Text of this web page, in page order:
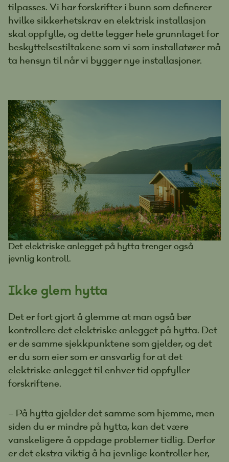
tilpasses. Vi har forskrifter i bunn som definerer
hvilke sikkerhetskrav en elektrisk installasjon
skal oppfylle, og dette legger hele grunnlaget for
beskyttelsestiltakene som vi som installatører må
ta hensyn til når vi bygger nye installasjoner.
Det elektriske anlegget på hytta trenger også
jevnlig kontroll.
Ikke glem hytta
Det er fort gjort å glemme at man også bør
kontrollere det elektriske anlegget på hytta. Det
er de samme sjekkpunktene som gjelder, og det
er du som eier som er ansvarlig for at det
elektriske anlegget til enhver tid oppfyller
forskriftene.
– På hytta gjelder det samme som hjemme, men
siden du er mindre på hytta, kan det være
vanskeligere å oppdage problemer tidlig. Derfor
er det ekstra viktig å ha jevnlige kontroller her,